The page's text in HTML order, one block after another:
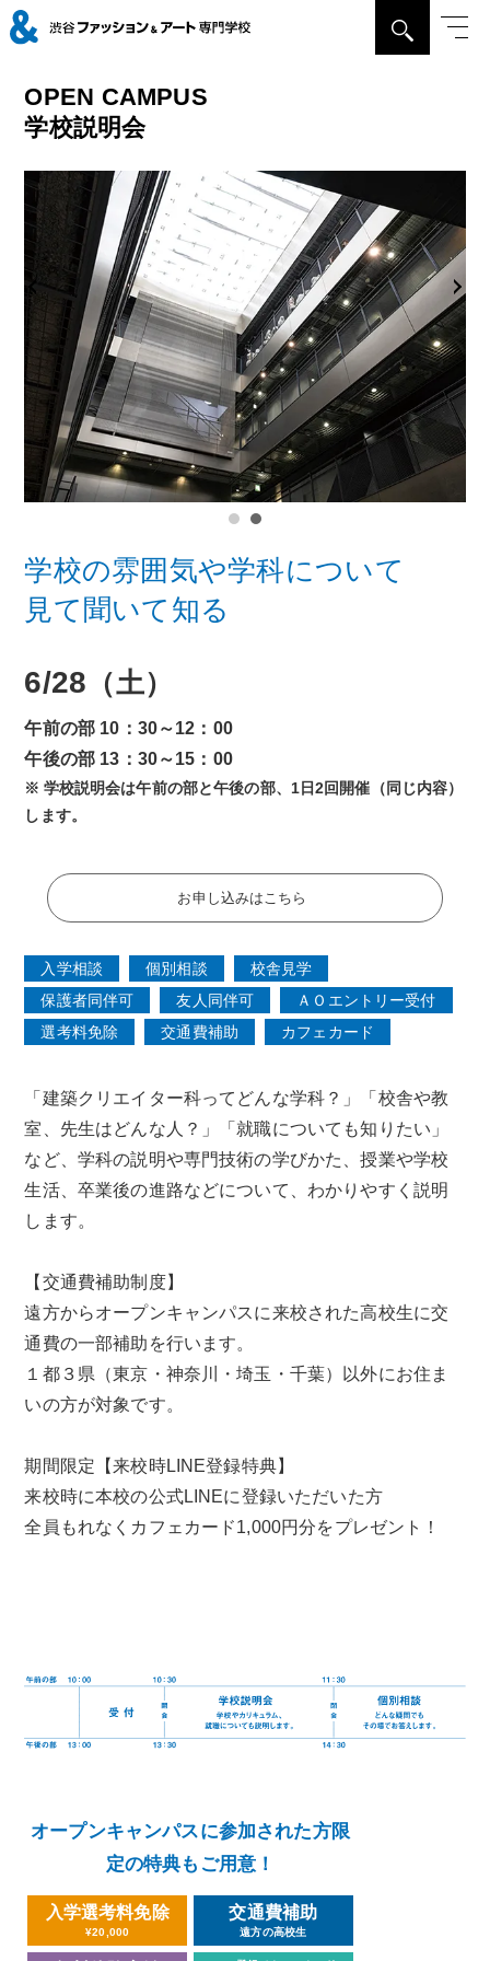
OPEN CAMPUS
学校説明会
学校の雰囲気や学科について
見て聞いて知る
6/28 （土）
午前の部 10：30～12：00
午後の部 13：30～15：00
学校説明会は午前の部と午後の部、1日2回開催（同じ内容）
します。
お申し込みはこちら
入学相談 個別相談
校舎見学
保護者同伴可
友人同伴可
ＡＯエントリー受付
選考料免除
交通費補助 カフェカード
「建築クリエイター科ってどんな学科？」「校舎や教
室、先生はどんな人？」「就職についても知りたい」
など、学科の説明や専門技術の学びかた、授業や学校
生活、卒業後の進路などについて、わかりやすく説明
します。
【交通費補助制度】
遠方からオープンキャンパスに来校された高校生に交
通費の一部補助を行います。
１都３県（東京・神奈川・埼玉・千葉）以外にお住ま
いの方が対象です。
期間限定【来校時LINE登録特典】
来校時に本校の公式LINEに登録いただいた方
全員もれなくカフェカード1,000円分をプレゼント！
オープンキャンパスに参加された方限
定の特典もご用意！
入学選考料免除
¥20,000
交通費補助
遠方の高校生